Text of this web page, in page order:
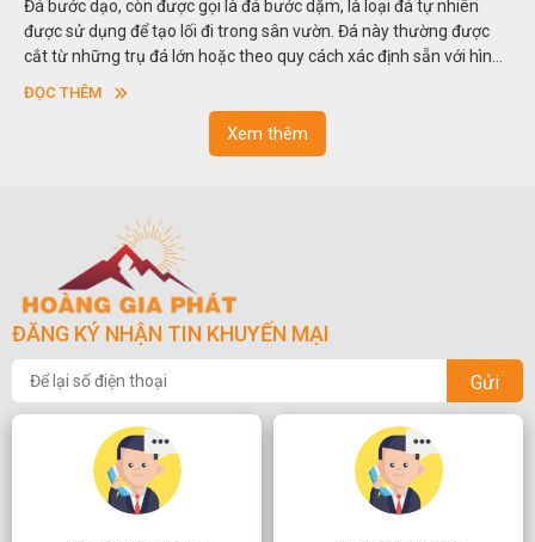
Đá bước dạo, còn được gọi là đá bước dặm, là loại đá tự nhiên
được sử dụng để tạo lối đi trong sân vườn. Đá này thường được
cắt từ những trụ đá lớn hoặc theo quy cách xác định sẵn với hình
vuông hoặc hình chữ nhật và có độ dày khác nhau.
ĐỌC THÊM
Xem thêm
ĐĂNG KÝ NHẬN TIN KHUYẾN MẠI
Gửi